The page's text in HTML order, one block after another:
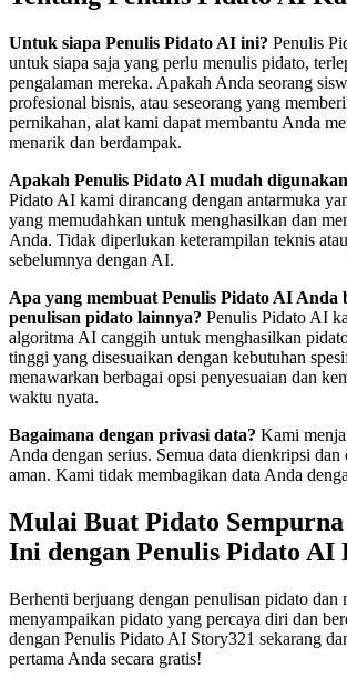
Untuk siapa Penulis Pidato AI ini? Penulis
untuk siapa saja yang perlu menulis pidato,
pengalaman mereka. Apakah Anda seorang
profesional bisnis, atau seseorang yang
pernikahan, alat kami dapat membantu Anda
menarik dan berdampak.
Apakah Penulis Pidato AI mudah
Pidato AI kami dirancang dengan antarmuka
yang memudahkan untuk menghasilkan dan
Anda. Tidak diperlukan keterampilan teknis
sebelumnya dengan AI.
Apa yang membuat Penulis Pidato AI Anda
penulisan pidato lainnya? Penulis Pidato AI
algoritma AI canggih untuk menghasilkan
tinggi yang disesuaikan dengan kebutuhan
menawarkan berbagai opsi penyesuaian dan
waktu nyata.
Bagaimana dengan privasi data? Kami
Anda dengan serius. Semua data dienkripsi dan
aman. Kami tidak membagikan data Anda
Mulai Buat Pidato
Ini dengan Penulis Pidato AI
Berhenti berjuang dengan penulisan pidato dan
menyampaikan pidato yang percaya diri dan
dengan Penulis Pidato AI Story321 sekarang
pertama Anda secara gratis!